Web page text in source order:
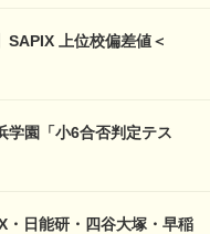
SAPIX 上位校偏差値＜
学園「小6合否判定テス
・日能研・四谷大塚・早稲